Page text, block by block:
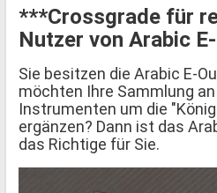
***Crossgrade für
Nutzer von Arabic
Sie besitzen die Arabic E-
möchten Ihre Sammlung
Instrumenten um die
ergänzen? Dann ist das
das Richtige für Sie.